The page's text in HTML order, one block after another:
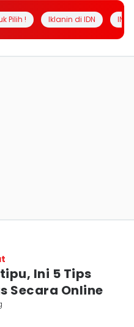
Pilih ! Iklanin di IDN
Ini 5 Tips
Secara Online